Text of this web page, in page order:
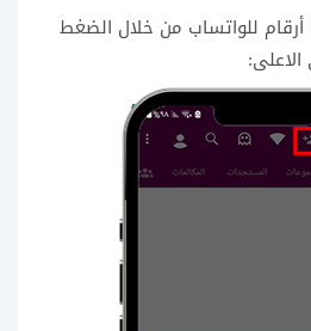
للواتساب من خلال الضغط